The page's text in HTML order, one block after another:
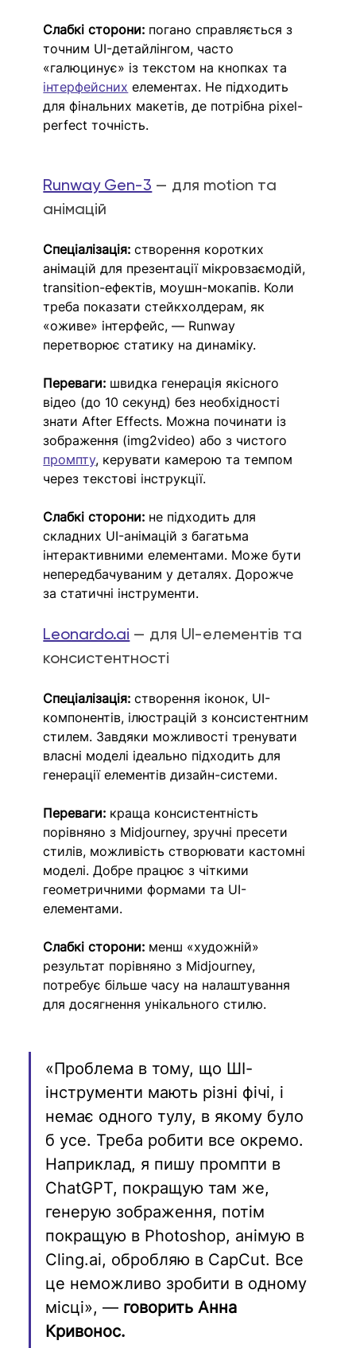
Слабкі сторони: погано справляється з
точним UI-детайлінгом, часто
«галюцинує» із текстом на кнопках та
інтерфейсних елементах. Не підходить
для фінальних макетів, де потрібна pixel-
perfect точність.
Runway Gen-3 — для motion та
анімацій
Спеціалізація: створення коротких
анімацій для презентації мікровзаємодій,
transition-ефектів, моушн-мокапів. Коли
треба показати стейкхолдерам, як
«оживе» інтерфейс, — Runway
перетворює статику на динаміку.
Переваги: швидка генерація якісного
відео (до 10 секунд) без необхідності
знати After Effects. Можна починати із
зображення (img2video) або з чистого
промпту, керувати камерою та темпом
через текстові інструкції.
Слабкі сторони: не підходить для
складних UI-анімацій з багатьма
інтерактивними елементами. Може бути
непередбачуваним у деталях. Дорожче
за статичні інструменти.
Leonardo.ai — для UI-елементів та
консистентності
Спеціалізація: створення іконок, UI-
компонентів, ілюстрацій з консистентним
стилем. Завдяки можливості тренувати
власні моделі ідеально підходить для
генерації елементів дизайн-системи.
Переваги: краща консистентність
порівняно з Midjourney, зручні пресети
стилів, можливість створювати кастомні
моделі. Добре працює з чіткими
геометричними формами та UI-
елементами.
Слабкі сторони: менш «художній»
результат порівняно з Midjourney,
потребує більше часу на налаштування
для досягнення унікального стилю.
«Проблема в тому, що ШІ-
інструменти мають різні фічі, і
немає одного тулу, в якому було
б усе. Треба робити все окремо.
Наприклад, я пишу промпти в
ChatGPT, покращую там же,
генерую зображення, потім
покращую в Photoshop, анімую в
Cling.ai, обробляю в CapCut. Все
це неможливо зробити в одному
місці», — говорить Анна
Кривонос.